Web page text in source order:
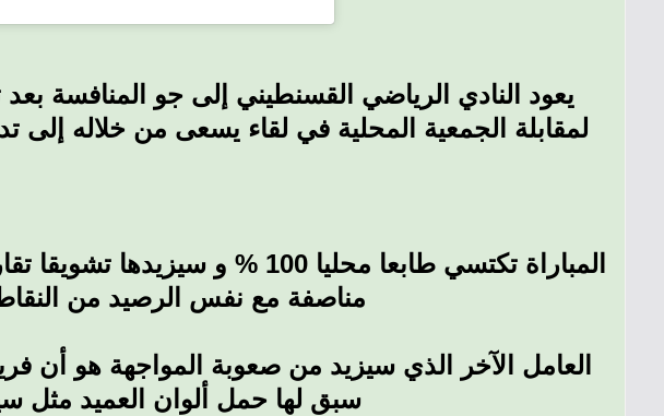
يعود النادي الرياضي القسنطيني إلى جو المنافسة
لمقابلة الجمعية المحلية في لقاء يسعى من خلاله
المباراة تكتسي طابعا محليا 100
مناصفة مع نفس الرصيد من
العامل الآخر الذي سيزيد من صعوبة المواجهة هو
سبق لها حمل ألوان العميد مثل